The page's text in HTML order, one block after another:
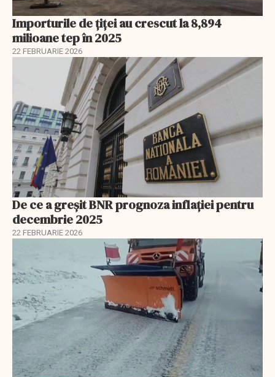
Importurile de țiței au crescut la 8,894
milioane tep în 2025
22 FEBRUARIE 2026
De ce a greșit BNR prognoza inflației pentru
decembrie 2025
22 FEBRUARIE 2026